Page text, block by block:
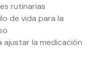
rutinarias
de vida para la
ajustar la medicación